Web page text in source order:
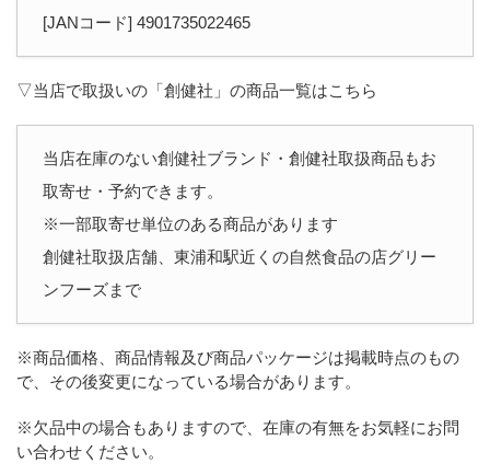
[JANコード] 4901735022465
▽当店で取扱いの「創健社」の商品一覧はこちら
当店在庫のない創健社ブランド・創健社取扱商品もお
取寄せ・予約できます。
※一部取寄せ単位のある商品があります
創健社取扱店舗、東浦和駅近くの自然食品の店グリー
ンフーズまで
※商品価格、商品情報及び商品パッケージは掲載時点のもの
で、その後変更になっている場合があります。
※欠品中の場合もありますので、在庫の有無をお気軽にお問
い合わせください。